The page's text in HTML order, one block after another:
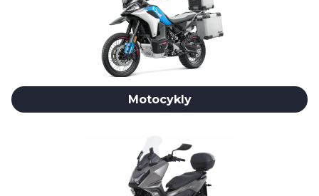
Motocykly